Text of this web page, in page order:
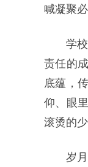
喊凝聚
学
责任的
底蕴，
仰、眼
滚烫的
岁